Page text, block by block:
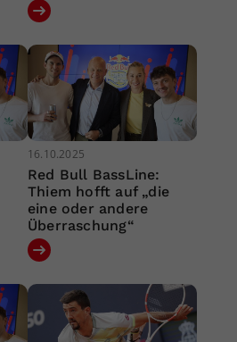
16.10.2025
Red Bull BassLine:
Thiem hofft auf „die
eine oder andere
Überraschung“